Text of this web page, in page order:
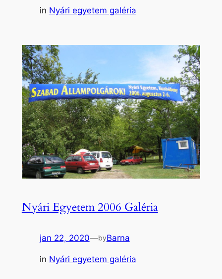
in Nyári egyetem galéria
Nyári Egyetem 2006 Galéria
jan 22, 2020—byBarna
in Nyári egyetem galéria